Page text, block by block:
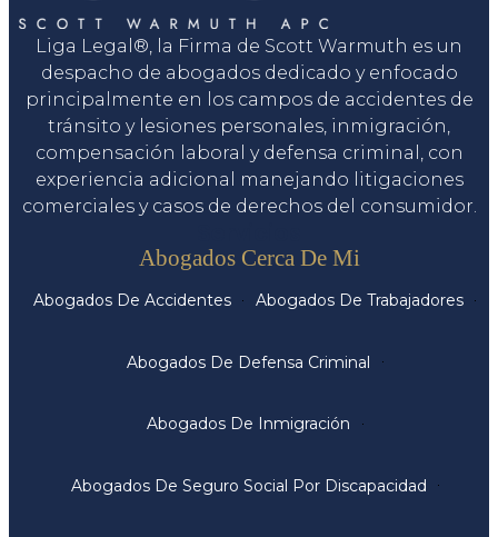
Liga Legal®, la Firma de Scott Warmuth es un
despacho de abogados dedicado y enfocado
principalmente en los campos de accidentes de
tránsito y lesiones personales, inmigración,
compensación laboral y defensa criminal, con
experiencia adicional manejando litigaciones
comerciales y casos de derechos del consumidor.
Abogados Cerca De Mi
Abogados De Accidentes Abogados De Trabajadores
Abogados De Defensa Criminal
Abogados De Inmigración
Abogados De Seguro Social Por Discapacidad